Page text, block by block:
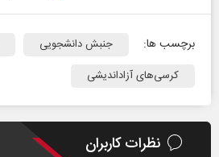
برچسب ها: جنبش دانشجویی
کرسی‌های آزاداندیشی
نظرات کاربران